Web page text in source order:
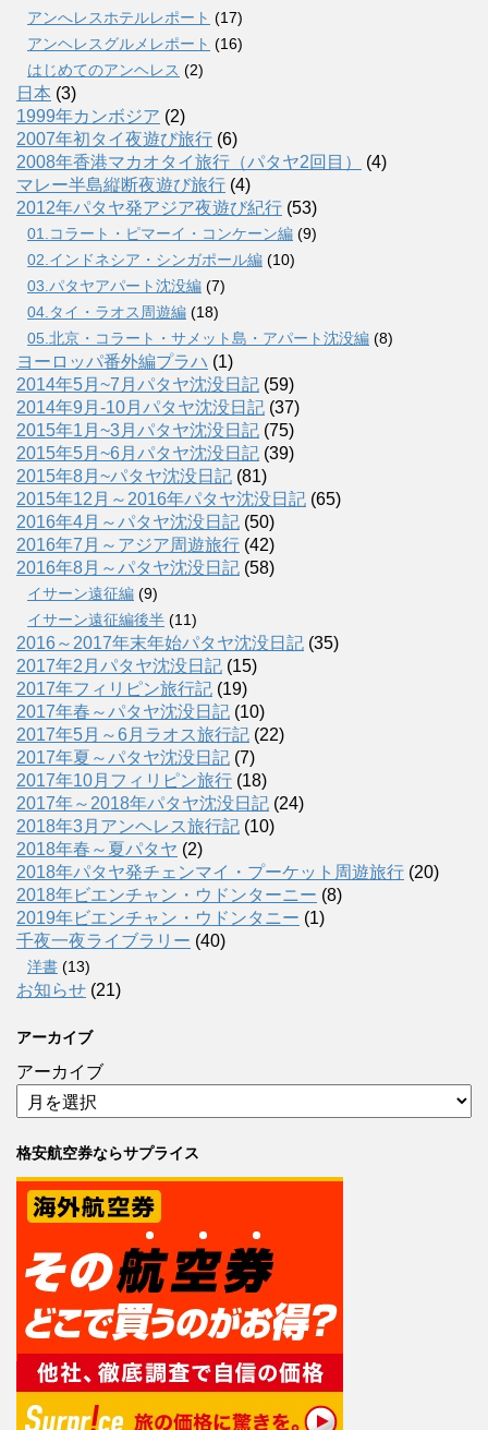
アンへレスホテルレポート (17)
アンヘレスグルメレポート (16)
はじめてのアンヘレス (2)
日本 (3)
1999年カンボジア (2)
2007年初タイ夜遊び旅行 (6)
2008年香港マカオタイ旅行（パタヤ2回目）
(4)
マレー半島縦断夜遊び旅行 (4)
2012年パタヤ発アジア夜遊び紀行 (53)
01.コラート・ピマーイ・コンケーン編 (9)
02.インドネシア・シンガポール編 (10)
03.パタヤアパート沈没編 (7)
04.タイ・ラオス周遊編 (18)
05.北京・コラート・サメット島・アパート沈没編 (8)
ヨーロッパ番外編プラハ (1)
2014年5月~7月パタヤ沈没日記 (59)
2014年9月-10月パタヤ沈没日記 (37)
2015年1月~3月パタヤ沈没日記 (75)
2015年5月~6月パタヤ沈没日記 (39)
2015年8月~パタヤ沈没日記 (81)
2015年12月～2016年パタヤ沈没日記 (65)
2016年4月～パタヤ沈没日記 (50)
2016年7月～アジア周遊旅行 (42)
2016年8月～パタヤ沈没日記 (58)
イサーン遠征編 (9)
イサーン遠征編後半 (11)
2016～2017年末年始パタヤ沈没日記 (35)
2017年2月パタヤ沈没日記 (15)
2017年フィリピン旅行記 (19)
2017年春～パタヤ沈没日記 (10)
2017年5月～6月ラオス旅行記 (22)
2017年夏～パタヤ沈没日記 (7)
2017年10月フィリピン旅行 (18)
2017年～2018年パタヤ沈没日記 (24)
2018年3月アンヘレス旅行記 (10)
2018年春～夏パタヤ (2)
2018年パタヤ発チェンマイ・プーケット周遊旅行 (20)
2018年ビエンチャン・ウドンターニー (8)
2019年ビエンチャン・ウドンタニー (1)
千夜一夜ライブラリー (40)
洋書 (13)
お知らせ (21)
アーカイブ
アーカイブ
格安航空券ならサプライス